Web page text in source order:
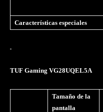
Características especiales
TUF Gaming VG28UQEL5A
Tamaño de la
pantalla